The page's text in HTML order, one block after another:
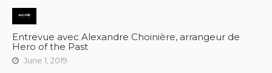
Entrevue avec Alexandre Choinière, arrangeur de
Hero of the Past
June 1, 2019